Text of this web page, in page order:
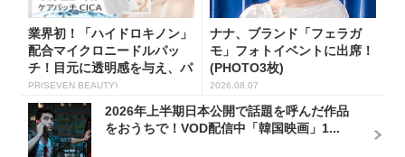
業界初！「ハイドロキノン」
配合マイクロニードルパッ
チ！目元に透明感を与え、パ
ッと...
PR(SEVEN BEAUTY)
ナナ、ブランド「フェラガ
モ」フォトイベントに出席！
(PHOTO3枚)
2026.08.07
2026年上半期日本公開で話題を呼んだ作品
をおうちで！VOD配信中「韓国映画」1...